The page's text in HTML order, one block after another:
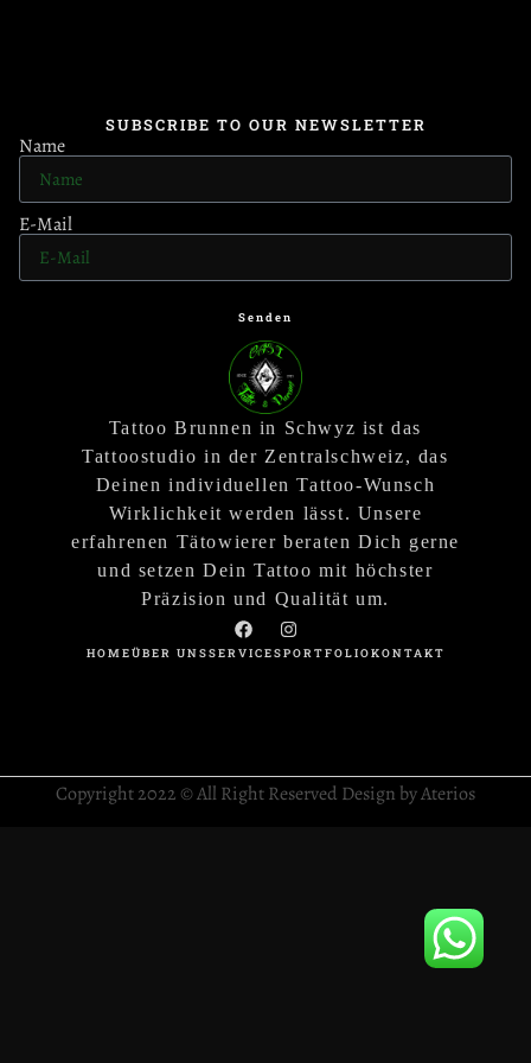
SUBSCRIBE TO OUR NEWSLETTER
Name
E-Mail
Senden
Tattoo Brunnen in Schwyz ist das
Tattoostudio in der Zentralschweiz, das
Deinen individuellen Tattoo-Wunsch
Wirklichkeit werden lässt. Unsere
erfahrenen Tätowierer beraten Dich gerne
und setzen Dein Tattoo mit höchster
Präzision und Qualität um.
HOMEÜBER UNSSERVICESPORTFOLIOKONTAKT
Copyright 2022 © All Right Reserved Design by Aterios